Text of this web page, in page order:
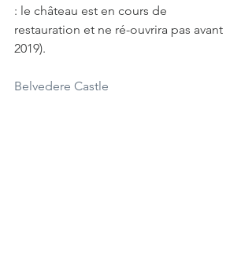
: le château est en cours de
restauration et ne ré-ouvrira pas avant
2019).
Belvedere Castle